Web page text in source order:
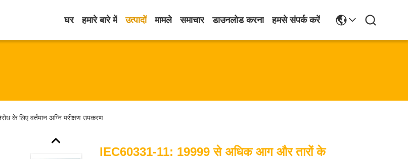
घर हमारे बारे में उत्पादों मामले समाचार डाउनलोड करना हमसे संपर्क करें
के लिए वर्तमान अग्नि परीक्षण उपकरण
IEC60331-11: 19999 से अधिक आग और तारों के